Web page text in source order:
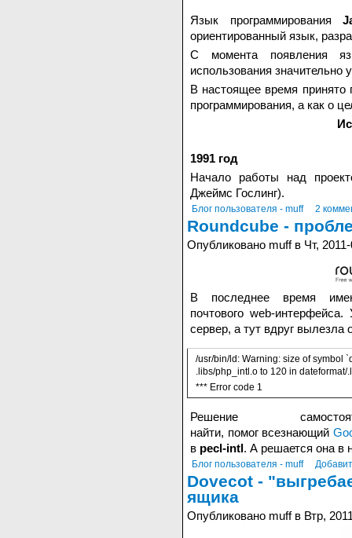
Язык программирования
ориентированный язык,
С момента появления
использования значительно
В настоящее время принято
программирования, а как о
1991 год
Начало работы над
Джеймс Гослинг).
Блог пользователя - muff 2
Roundcube -
Опубликовано muff в Чт,
В последнее время
почтового web-
сервер, а тут вдруг вылезла
/usr/bin/ld: Warning: size of symbol
.libs/php_intl.o to 120 in dateformat/
*** Error code 1
Решение
найти, помог всезнающий
в pecl-intl. А решается она в
Блог пользователя - muff
Dovecot -
ящика
Опубликовано muff в Втр,